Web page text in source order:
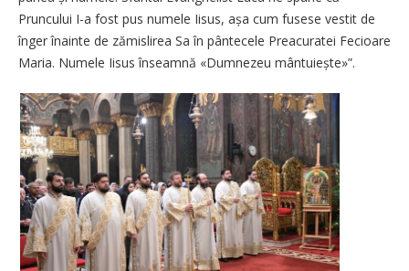
Pruncului I-a fost pus numele Iisus, așa cum fusese vestit de
înger înainte de zămislirea Sa în pântecele Preacuratei Fecioare
Maria. Numele Iisus înseamnă «Dumnezeu mân­tu­iește»”.